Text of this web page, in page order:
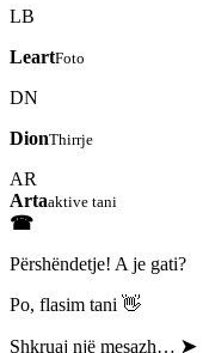
LB
LeartFoto
DN
DionThirrje
AR
Artaaktive tani
☎
Përshëndetje! A je gati?
Po, flasim tani 👋
Shkruaj një mesazh… ➤